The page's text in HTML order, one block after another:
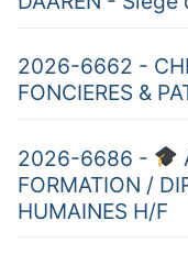
2026-6662 -
FONCIERES &
2026-6686 -
FORMATION /
HUMAINES H/F